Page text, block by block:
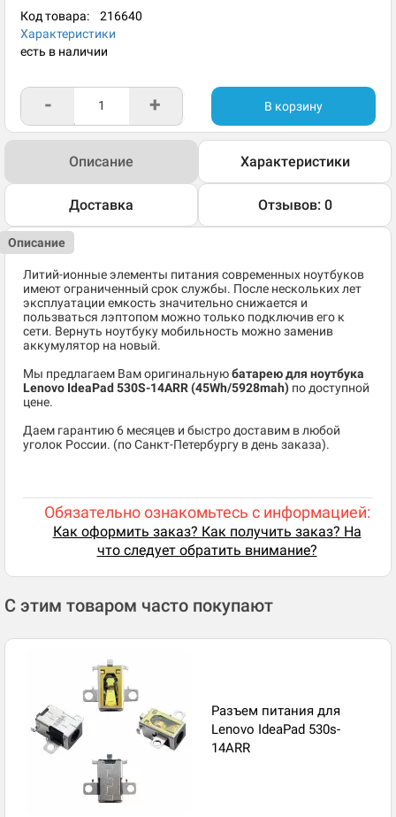
Код товара: 216640
Характеристики
есть в наличии
- + В корзину
Описание Характеристики
Доставка Отзывов: 0
Описание
Литий-ионные элементы питания современных ноутбуков
имеют ограниченный срок службы. После нескольких лет
эксплуатации емкость значительно снижается и
пользваться лэптопом можно только подключив его к
сети. Вернуть ноутбуку мобильность можно заменив
аккумулятор на новый.
Мы предлагаем Вам оригинальнуюбатарею для ноутбука
Lenovo IdeaPad 530S-14ARR (45Wh/5928mah) по доступной
цене.
Даем гарантию 6 месяцев и быстро доставим в любой
уголок России. (по Санкт-Петербургу в день заказа).
Обязательно ознакомьтесь с информацией:
Как оформить заказ? Как получить заказ? На
что следует обратить внимание?
С этим товаром часто покупают
Разъем питания для
Lenovo IdeaPad 530s-
14ARR